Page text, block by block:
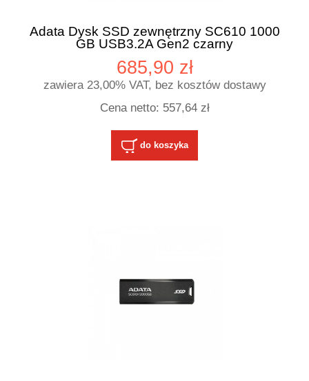
Adata Dysk SSD zewnętrzny SC610 1000
GB USB3.2A Gen2 czarny
685,90 zł
zawiera 23,00% VAT, bez kosztów dostawy
Cena netto: 557,64 zł
do koszyka